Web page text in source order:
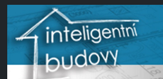
Přejít k hlavnímu obsahu